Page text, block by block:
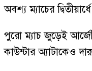
অবশ্য ম্যাচের
পুরো ম্যাচ জুড়েই
কাউন্টার অ্যাটাকেও